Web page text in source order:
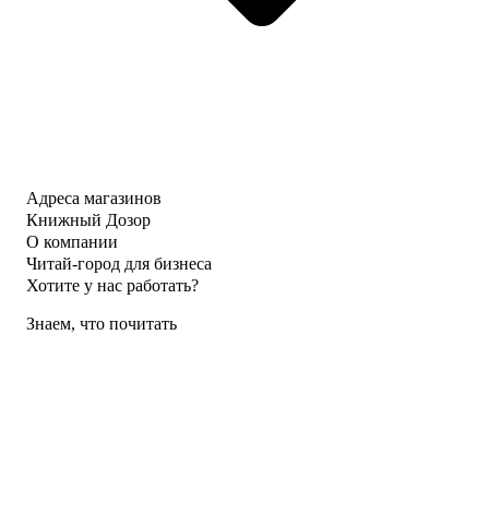
Адреса магазинов
Книжный Дозор
О компании
Читай-город для бизнеса
Хотите у нас работать?
Знаем, что почитать